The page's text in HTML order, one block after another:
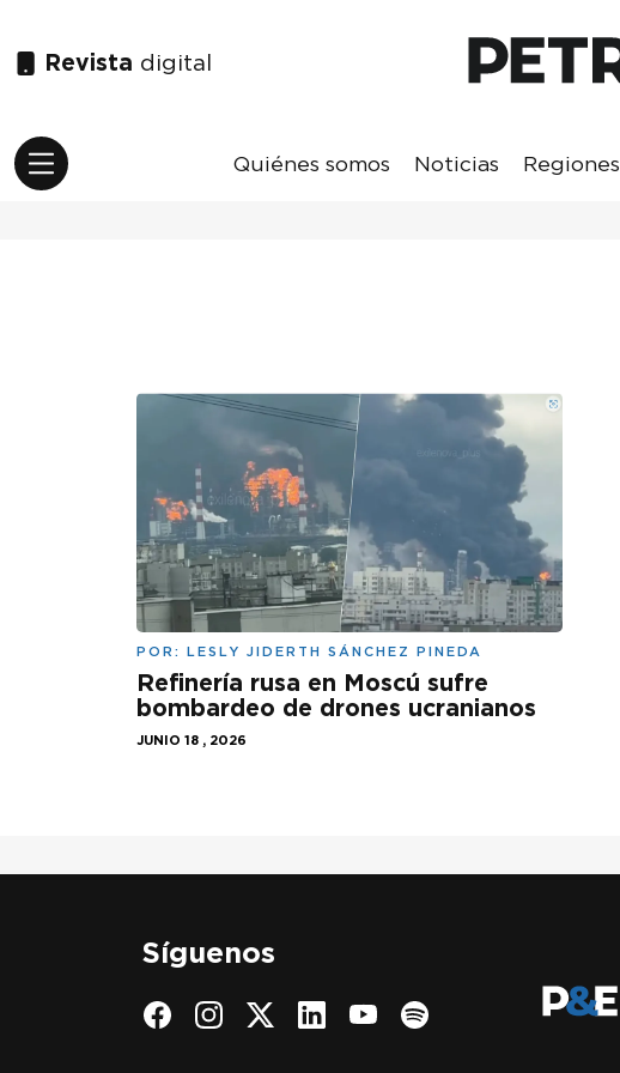
Revista digital
Quiénes somos Noticias Regiones
POR: LESLY JIDERTH SÁNCHEZ PINEDA
Refinería rusa en Moscú sufre
bombardeo de drones ucranianos
JUNIO 18 , 2026
Síguenos